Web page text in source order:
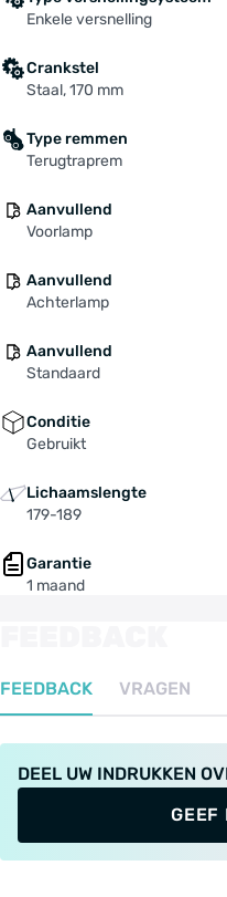
Enkele versnelling
Crankstel
Staal, 170 mm
Type remmen
Terugtraprem
Aanvullend
Voorlamp
Aanvullend
Achterlamp
Aanvullend
Standaard
Conditie
Gebruikt
Lichaamslengte
179-189
Garantie
1 maand
FEEDBACK VRAGEN
DEEL UW INDRUKKEN
GEEF